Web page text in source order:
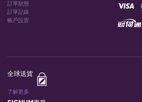
訂單狀態
訂單記錄
帳戶設置
全球送貨
了解更多